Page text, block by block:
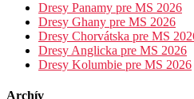
Dresy Panamy pre MS 2026
Dresy Ghany pre MS 2026
Dresy Chorvátska pre MS
Dresy Anglicka pre MS 2026
Dresy Kolumbie pre MS 2026
Archív